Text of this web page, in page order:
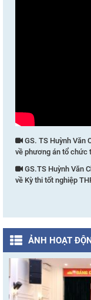
GS. TS Huỳnh Văn
về phương án tổ chức
GS.TS Huỳnh Văn
về Kỳ thi tốt nghiệp
ẢNH HOẠT